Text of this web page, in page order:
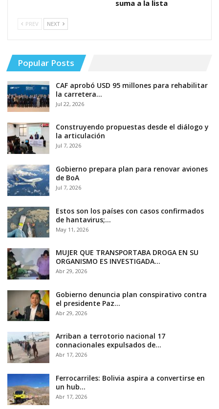
suma a la lista
PREV NEXT
Popular Posts
CAF aprobó USD 95 millones para rehabilitar
la carretera…
Jul 22, 2026
Construyendo propuestas desde el diálogo y
la articulación
Jul 7, 2026
Gobierno prepara plan para renovar aviones
de BoA
Jul 7, 2026
Estos son los países con casos confirmados
de hantavirus;…
May 11, 2026
MUJER QUE TRANSPORTABA DROGA EN SU
ORGANISMO ES INVESTIGADA…
Abr 29, 2026
Gobierno denuncia plan conspirativo contra
el presidente Paz…
Abr 29, 2026
Arriban a terrotorio nacional 17
connacionales expulsados de…
Abr 17, 2026
Ferrocarriles: Bolivia aspira a convertirse en
un hub…
Abr 17, 2026